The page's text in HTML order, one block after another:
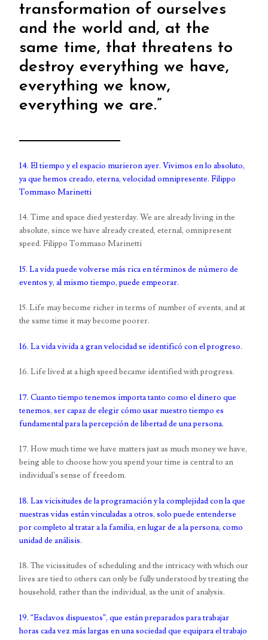
transformation of ourselves
and the world and, at the
same time, that threatens to
destroy everything we have,
everything we know,
everything we are.”
14. El tiempo y el espacio murieron ayer. Vivimos en lo absoluto,
ya que hemos creado, eterna, velocidad omnipresente. Filippo
Tommaso Marinetti
14. Time and space died yesterday. We are already living in the
absolute, since we have already created, eternal, omnipresent
speed. Filippo Tommaso Marinetti
15. La vida puede volverse más rica en términos de número de
eventos y, al mismo tiempo, puede empeorar.
15. Life may become richer in terms of number of events, and at
the same time it may become poorer.
16. La vida vivida a gran velocidad se identificó con el progreso.
16. Life lived at a high speed became identified with progress.
17. Cuanto tiempo tenemos importa tanto como el dinero que
tenemos, ser capaz de elegir cómo usar nuestro tiempo es
fundamental para la percepción de libertad de una persona.
17. How much time we have matters just as much money we have,
being able to choose how you spend your time is central to an
individual’s sense of freedom.
18. Las vicisitudes de la programación y la complejidad con la que
nuestras vidas están vinculadas a otros, solo puede entenderse
por completo al tratar a la familia, en lugar de a la persona, como
unidad de análisis.
18. The vicissitudes of scheduling and the intricacy with which our
lives are tied to others can only be fully understood by treating the
household, rather than the individual, as the unit of analysis.
19. “Esclavos dispuestos”, que están preparados para trabajar
horas cada vez más largas en una sociedad que equipara el trabajo